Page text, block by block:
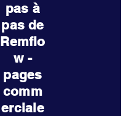
pas à
pas de
Remflo
w -
pages
comm
erciale